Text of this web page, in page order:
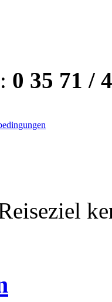
0 35 71 /